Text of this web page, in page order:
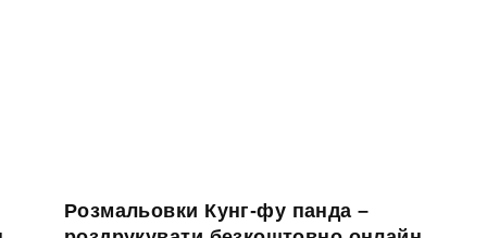
Розмальовки Кунг-фу панда –